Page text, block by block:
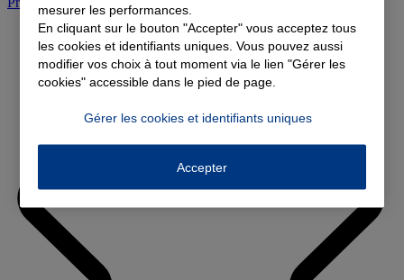
mesurer les performances.
En cliquant sur le bouton "Accepter" vous acceptez tous
les cookies et identifiants uniques. Vous pouvez aussi
modifier vos choix à tout moment via le lien "Gérer les
cookies" accessible dans le pied de page.
Gérer les cookies et identifiants uniques
Accepter